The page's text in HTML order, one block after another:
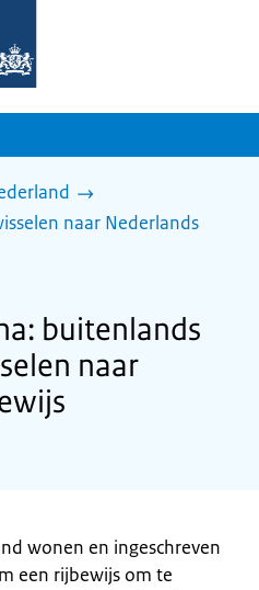
naar Nederlands
buitenlands
naar
wonen en ingeschreven
een rijbewijs om te